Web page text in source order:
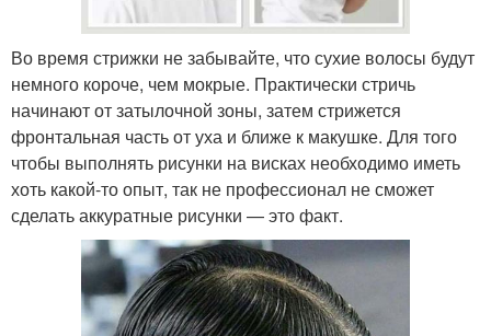
Во время стрижки не забывайте, что сухие волосы будут
немного короче, чем мокрые. Практически стричь
начинают от затылочной зоны, затем стрижется
фронтальная часть от уха и ближе к макушке. Для того
чтобы выполнять рисунки на висках необходимо иметь
хоть какой-то опыт, так не профессионал не сможет
сделать аккуратные рисунки — это факт.